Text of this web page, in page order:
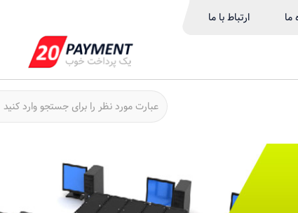
ما ارتباط با ما